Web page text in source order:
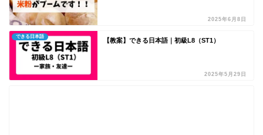
2025年6月8日
できる日本語
【教案】できる日本語｜初級L8（ST1）
2025年5月29日